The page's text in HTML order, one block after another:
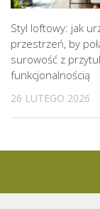
Styl loftowy: jak
przestrzeń, by
surowość z
funkcjonalnością
26 LUTEGO 2026